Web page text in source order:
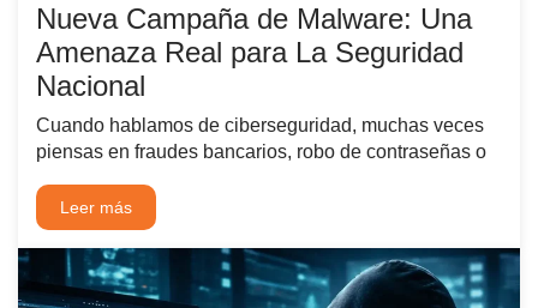
Nueva Campaña de Malware: Una
Amenaza Real para La Seguridad
Nacional
Cuando hablamos de ciberseguridad, muchas veces
piensas en fraudes bancarios, robo de contraseñas o
Leer más